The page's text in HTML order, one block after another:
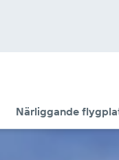
Närliggande